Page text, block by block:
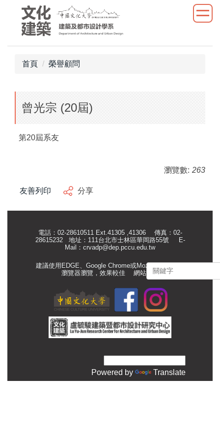
首頁 榮譽顧問
曾光宗 (20屆)
第20屆系友
瀏覽數: 263
友善列印 分享
電話：02-28610511 Ext.41305 ,41306 傳真：02-
28615232 地址：111台北市士林區華岡路55號
E-
Mail： crvadp@dep.pccu.edu.tw
建議使用EDGE、Google Chrome或Mozilla Firefox等
瀏覽器瀏覽，效果較佳 網站管理
Powered by Translate